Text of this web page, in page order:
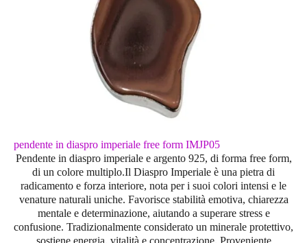
pendente in diaspro imperiale free form IMJP05
Pendente in diaspro imperiale e argento 925, di forma free form,
di un colore multiplo.Il Diaspro Imperiale è una pietra di
radicamento e forza interiore, nota per i suoi colori intensi e le
venature naturali uniche. Favorisce stabilità emotiva, chiarezza
mentale e determinazione, aiutando a superare stress e
confusione. Tradizionalmente considerato un minerale protettivo,
sostiene energia, vitalità e concentrazione. Proveniente